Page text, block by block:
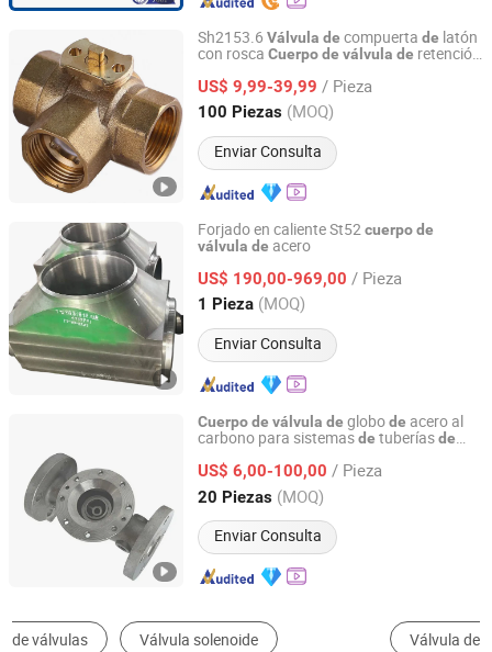
Sh2153.6 Válvula de compuerta de latón
con rosca Cuerpode válvula de retención
US$ 9,99-39,99 / Pieza
100 Piezas (MOQ)
Enviar Consulta
NINGBO SANHE REFRIGERATION CO., LTD.
Zhejiang, China Desde 2009
Forjado en caliente St52cuerpode
válvula de acero
US$ 190,00-969,00 / Pieza
1 Pieza (MOQ)
Enviar Consulta
Jiangyin Golden Machinery Equipment Co., Ltd.
Jiangsu, China Desde 2012
Cuerpode válvula de globode acero al
carbono para sistemasde tuberíasde
US$ 6,00-100,00 / Pieza
20 Piezas (MOQ)
Enviar Consulta
Shenyang Puyue Enterprise Co., Ltd.
Liaoning, China Desde 2026
Válvula de Bola Válvula de Mariposa